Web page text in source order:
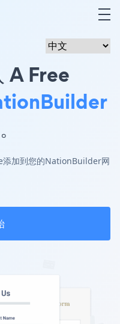
A Free
加到您的NationBuilder网